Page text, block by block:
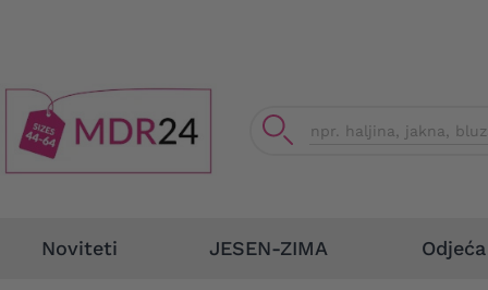
Noviteti JESEN-ZIMA Odjeća